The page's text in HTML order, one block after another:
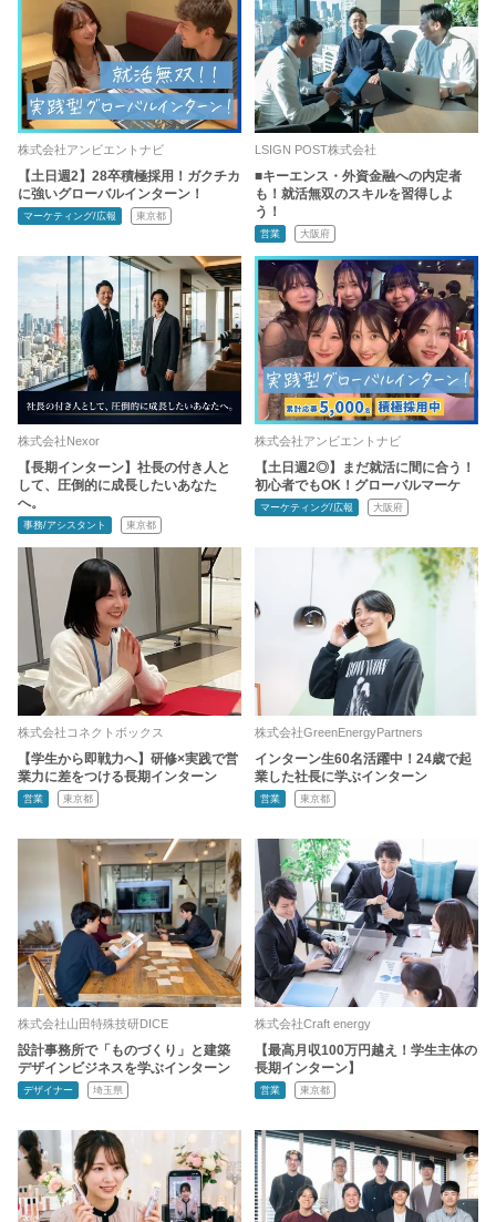
株式会社アンビエントナビ
【土日週2】28卒積極採用！ガクチカ
に強いグローバルインターン！
マーケティング/広報 東京都
LSIGN POST株式会社
■キーエンス・外資金融への内定者
も！就活無双のスキルを習得しよ
う！
営業 大阪府
株式会社Nexor
【長期インターン】社長の付き人と
して、圧倒的に成長したいあなた
へ。
事務/アシスタント 東京都
株式会社アンビエントナビ
【土日週2◎】まだ就活に間に合う！
初心者でもOK！グローバルマーケ
マーケティング/広報 大阪府
株式会社コネクトボックス
【学生から即戦力へ】研修×実践で営
業力に差をつける長期インターン
営業 東京都
株式会社GreenEnergyPartners
インターン生60名活躍中！24歳で起
業した社長に学ぶインターン
営業 東京都
株式会社山田特殊技研DICE
設計事務所で「ものづくり」と建築
デザインビジネスを学ぶインターン
デザイナー 埼玉県
株式会社Craft energy
【最高月収100万円越え！学生主体の
長期インターン】
営業 東京都